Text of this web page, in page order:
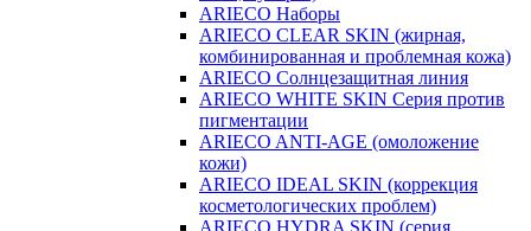
ARIECO Наборы
ARIECO CLEAR SKIN (жирная,
комбинированная и проблемная кожа)
ARIECO Солнцезащитная линия
ARIECO WHITE SKIN Серия против
пигментации
ARIECO ANTI-AGE (омоложение
кожи)
ARIECO IDEAL SKIN (коррекция
косметологических проблем)
ARIECO HYDRA SKIN (серия